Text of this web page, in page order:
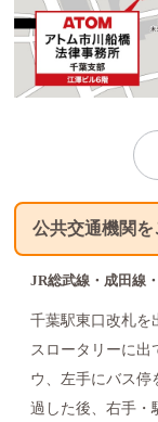
公共交通機関
JR総武線・成田線
千葉駅東口改札を
スロータリーに出
ウ、左手にバス停
過した後、右手・